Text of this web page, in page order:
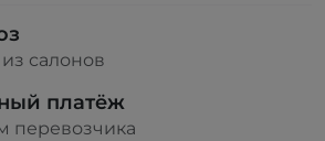
салонов
платёж
перевозчика